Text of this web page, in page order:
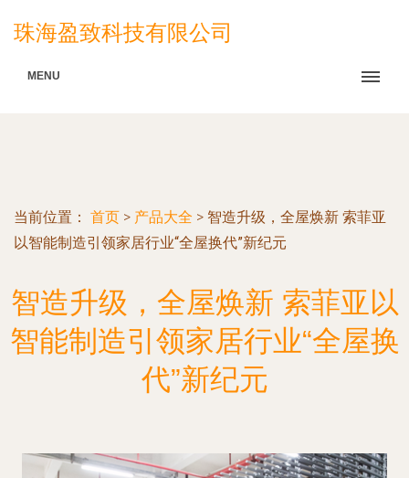
珠海盈致科技有限公司
MENU
当前位置： 首页 > 产品大全 > 智造升级，全屋焕新 索菲亚
以智能制造引领家居行业“全屋换代”新纪元
智造升级，全屋焕新 索菲亚以
智能制造引领家居行业“全屋换
代”新纪元